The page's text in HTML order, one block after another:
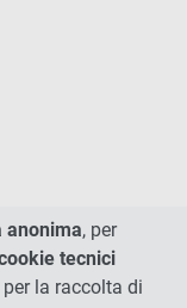
anonima, per
tecnici
per la raccolta di